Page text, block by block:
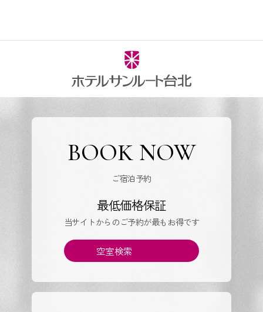
BOOK NOW
ご宿泊予約
最低価格保証
当サイトからのご予約が最もお得です
空室検索